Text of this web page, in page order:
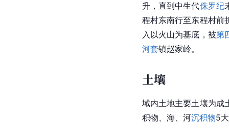
升，直到中生代侏罗纪
程村东南行至东程村前
入以火山为基底，被第
河套镇赵家岭。
土壤
域内土地主要土壤为成
积物、海、河沉积物5